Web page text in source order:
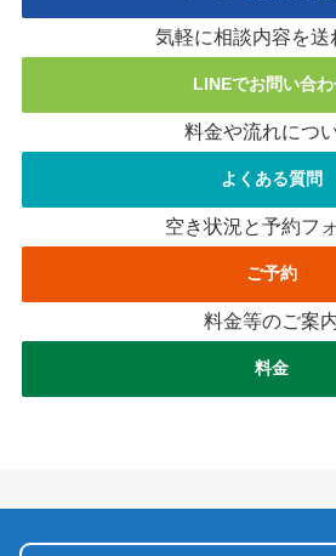
気軽に相談内容を送
LINEでお問い合
料金や流れにつ
よくある質問
空き状況と予約フ
ご予約
料金等のご案
料金